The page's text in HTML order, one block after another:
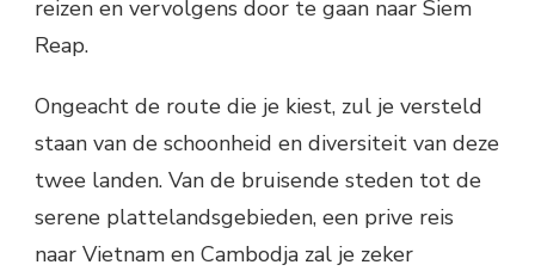
reizen en vervolgens door te gaan naar Siem
Reap.
Ongeacht de route die je kiest, zul je versteld
staan van de schoonheid en diversiteit van deze
twee landen. Van de bruisende steden tot de
serene plattelandsgebieden, een prive reis
naar Vietnam en Cambodja zal je zeker